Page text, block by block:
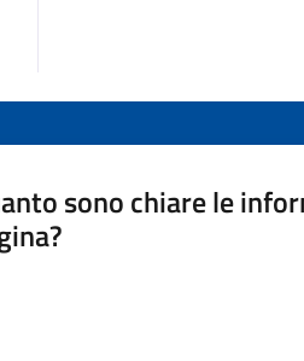
sono chiare le